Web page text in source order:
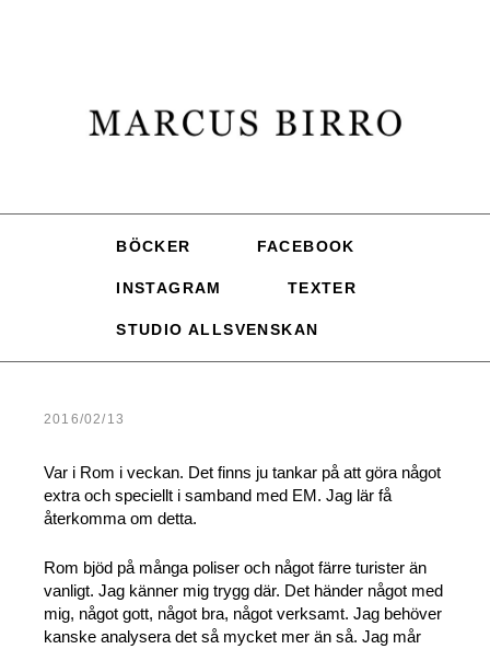
BÖCKER FACEBOOK
INSTAGRAM TEXTER
STUDIO ALLSVENSKAN
2016/02/13
Var i Rom i veckan. Det finns ju tankar på att göra något
extra och speciellt i samband med EM. Jag lär få
återkomma om detta.
Rom bjöd på många poliser och något färre turister än
vanligt. Jag känner mig trygg där. Det händer något med
mig, något gott, något bra, något verksamt. Jag behöver
kanske analysera det så mycket mer än så. Jag mår